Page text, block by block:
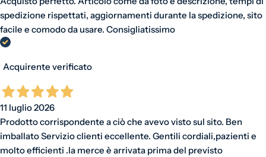
spedizione rispettati, aggiornamenti durante la spedizione, sito
facile e comodo da usare. Consigliatissimo
Acquirente verificato
11 luglio 2026
Prodotto corrispondente a ciò che avevo visto sul sito. Ben
imballato Servizio clienti eccellente. Gentili cordiali,pazienti e
molto efficienti .la merce è arrivata prima del previsto